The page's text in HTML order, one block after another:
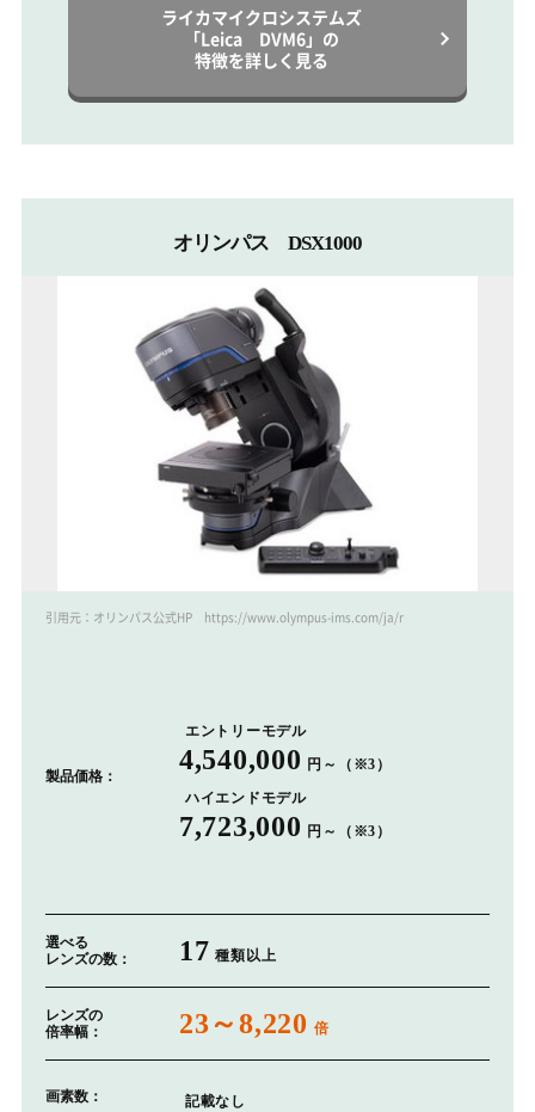
ライカマイクロシステムズ
「Leica DVM6」の
特徴を詳しく見る
オリンパス DSX1000
引用元：オリンパス公式HP https://www.olympus-ims.com/ja/microscope/dsx1000/
製品価格：
エントリーモデル
4,540,000 円～（※3）
ハイエンドモデル
7,723,000 円～（※3）
選べる
レンズの数：
17 種類以上
レンズの
倍率幅：
23～8,220 倍
画素数： 記載なし